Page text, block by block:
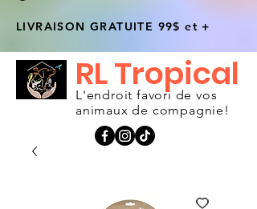
LIVRAISON GRATUITE 99$ et +
L'endroit favori de vos
animaux de compagnie!
RL Tropical